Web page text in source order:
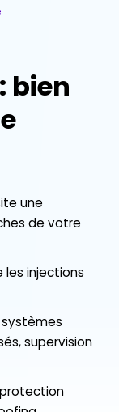
: bien
une
de votre
injections
supervision